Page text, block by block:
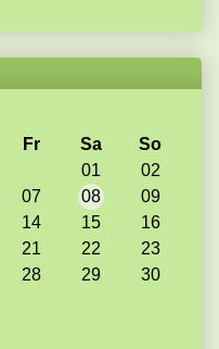
Fr Sa
So
01
02
07 08
09
14 15
16
21 22
23
28 29
30